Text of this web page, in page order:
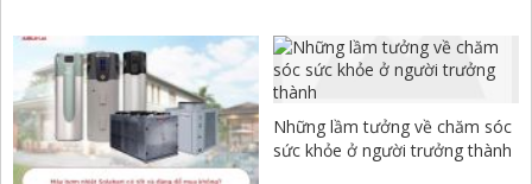
Những lầm tưởng về chăm sóc
sức khỏe ở người trưởng thành